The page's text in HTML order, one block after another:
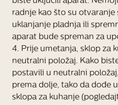
radnje kao što su otvaranje
uklanjanje pladnja ili
aparat bude spreman za
4. Prije umetanja, sklop za
neutralni položaj. Kako
postavili u neutralni
prema dolje, tako da dođe
sklopa za kuhanje